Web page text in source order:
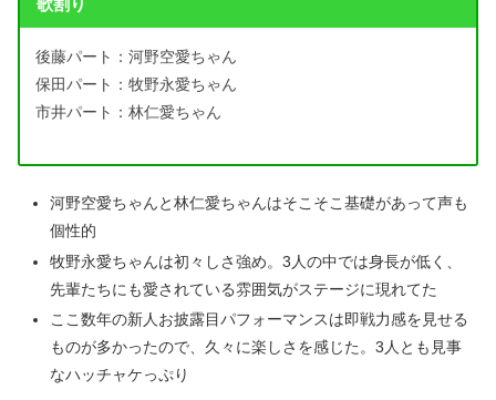
歌割り
後藤パート：河野空愛ちゃん
保田パート：牧野永愛ちゃん
市井パート：林仁愛ちゃん
河野空愛ちゃんと林仁愛ちゃんはそこそこ基礎があって声も
個性的
牧野永愛ちゃんは初々しさ強め。3人の中では身長が低く、
先輩たちにも愛されている雰囲気がステージに現れてた
ここ数年の新人お披露目パフォーマンスは即戦力感を見せる
ものが多かったので、久々に楽しさを感じた。3人とも見事
なハッチャケっぷり